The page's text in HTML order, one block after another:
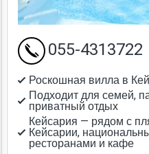
Роскошная вилла в
Подходит для семей,
приватный отдых
Кейсария — рядом с
Кейсарии,
ресторанами и кафе
055-4313722